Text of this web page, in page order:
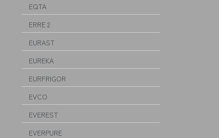
EQTA
ERRE 2
EURAST
EUREKA
EURFRIGOR
EVCO
EVEREST
EVERPURE